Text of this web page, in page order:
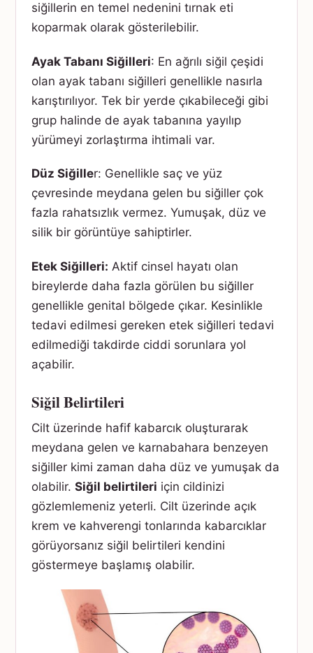
siğillerin en temel nedenini tırnak eti
koparmak olarak gösterilebilir.
Ayak Tabanı Siğilleri: En ağrılı siğil çeşidi
olan ayak tabanı siğilleri genellikle nasırla
karıştırılıyor. Tek bir yerde çıkabileceği gibi
grup halinde de ayak tabanına yayılıp
yürümeyi zorlaştırma ihtimali var.
Düz Siğiller: Genellikle saç ve yüz
çevresinde meydana gelen bu siğiller çok
fazla rahatsızlık vermez. Yumuşak, düz ve
silik bir görüntüye sahiptirler.
Etek Siğilleri: Aktif cinsel hayatı olan
bireylerde daha fazla görülen bu siğiller
genellikle genital bölgede çıkar. Kesinlikle
tedavi edilmesi gereken etek siğilleri tedavi
edilmediği takdirde ciddi sorunlara yol
açabilir.
Siğil Belirtileri
Cilt üzerinde hafif kabarcık oluşturarak
meydana gelen ve karnabahara benzeyen
siğiller kimi zaman daha düz ve yumuşak da
olabilir. Siğil belirtileri için cildinizi
gözlemlemeniz yeterli. Cilt üzerinde açık
krem ve kahverengi tonlarında kabarcıklar
görüyorsanız siğil belirtileri kendini
göstermeye başlamış olabilir.